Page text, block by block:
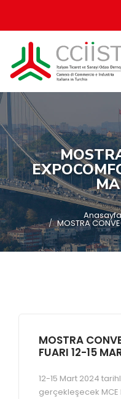
Anasayfa
MOSTRA
MOSTRA
FUARI 12-15
12-15 Mart 2024
gerçekleşecek MCE